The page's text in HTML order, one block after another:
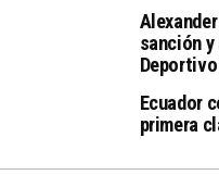
sanción
Ecuador
primera